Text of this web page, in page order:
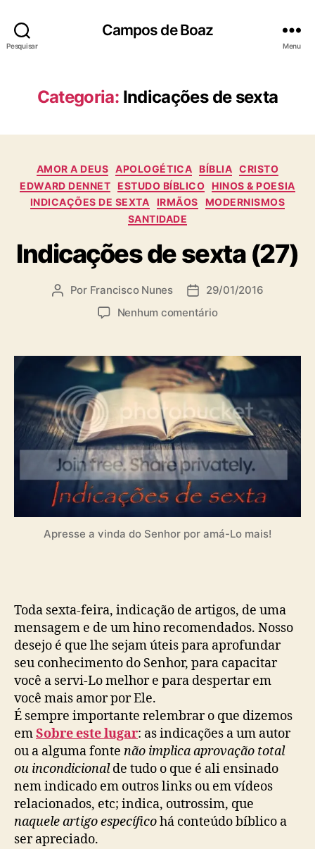
Pesquisar
Campos de Boaz
Menu
Categoria: Indicações de sexta
C
a
t
e
g
o
r
a
AMOR A DEUS APOLOGÉTICA BÍBLIA CRISTO
EDWARD DENNET ESTUDO BÍBLICO
HINOS & POESIA
INDICAÇÕES DE SEXTA
IRMÃOS
MODERNISMOS
SANTIDADE
Indicações de sexta (27)
A
r
p
o
s
t
Por Francisco Nunes
D
a
d
e
p
u
b
l
i
c
a
ç
ã
29/01/2016
Nenhum comentárioe
n
d
i
c
a
ç
õ
e
s
d
s
(
2
)
Apresse a vinda do Senhor por amá-Lo mais!
Toda sexta-feira, indicação de artigos, de uma
mensagem e de um hino recomendados. Nosso
desejo é que lhe sejam úteis para aprofundar
seu conhecimento do Senhor, para capacitar
você a servi-Lo melhor e para despertar em
você mais amor por Ele.
É sempre importante relembrar o que dizemos
emSobre este lugar: as indicações a um autor
ou a alguma fonte não implica aprovação total
ou incondicionalde tudo o que é ali ensinado
nem indicado em outros links ou em vídeos
relacionados, etc; indica, outrossim, que
naquele artigo específicohá conteúdo bíblico a
ser apreciado.